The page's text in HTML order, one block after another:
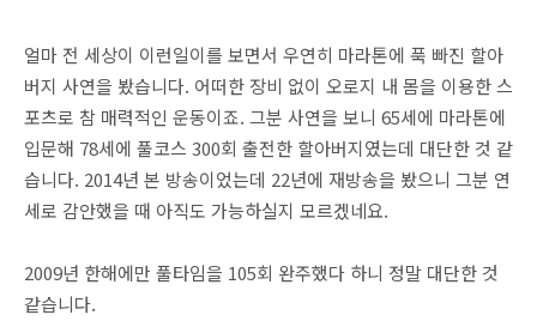
얼마 전 세상이 이런일이를 보면서 우연히 마라톤에 푹 빠진 할아
버지 사연을 봤습니다. 어떠한 장비 없이 오로지 내 몸을 이용한 스
포츠로 참 매력적인 운동이죠. 그분 사연을 보니 65세에 마라톤에
입문해 78세에 풀코스 300회 출전한 할아버지였는데 대단한 것 같
습니다. 2014년 본 방송이었는데 22년에 재방송을 봤으니 그분 연
세로 감안했을 때 아직도 가능하실지 모르겠네요.
2009년 한해에만 풀타임을 105회 완주했다 하니 정말 대단한 것
같습니다.